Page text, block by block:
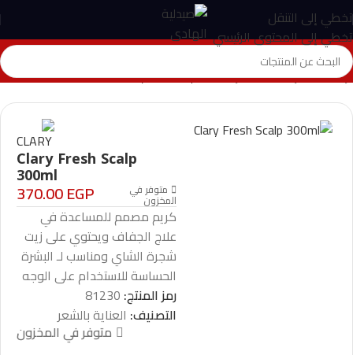
تخطي إلى التنقل
تخطي إلى المحتوى الرئيسي
الرئيسية>المتجر>العناية بالشعر>
Clary Fresh Scalp 300ml
Clary Fresh Scalp
300ml
متوفر في
المخزون 370.00EGP
كريم مصمم للمساعدة في
علاج الجفاف ويحتوي على زيت
شجرة الشاي ومناسب لـ البشرة
الحساسة للاستخدام على الوجه
رمز المنتج: 81230
التصنيف: العناية بالشعر
متوفر في المخزون